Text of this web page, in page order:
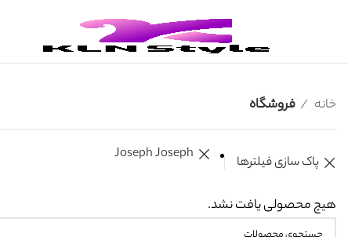
خانه فروشگاه
پاک سازی فیلترها Joseph Joseph
هیچ محصولی یافت نشد.